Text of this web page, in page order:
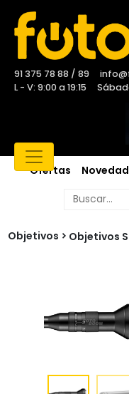
91 375 78 88 / 89
L - V: 9:00 a 19:15
Ofertas
Objetivos Objetivos